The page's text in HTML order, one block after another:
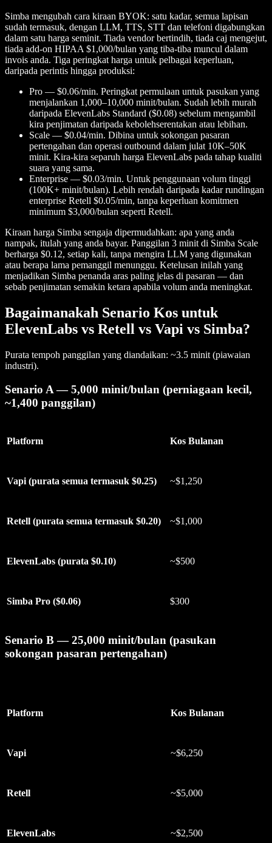
Simba mengubah cara kiraan BYOK: satu kadar, semua lapisan
sudah termasuk, dengan LLM, TTS, STT dan telefoni digabungkan
dalam satu harga seminit. Tiada vendor bertindih, tiada caj mengejut,
tiada add-on HIPAA $1,000/bulan yang tiba-tiba muncul dalam
invois anda. Tiga peringkat harga untuk pelbagai keperluan,
daripada perintis hingga produksi:
Pro — $0.06/min. Peringkat permulaan untuk pasukan yang
menjalankan 1,000–10,000 minit/bulan. Sudah lebih murah
daripada ElevenLabs Standard ($0.08) sebelum mengambil
kira penjimatan daripada kebolehserentakan atau lebihan.
Scale — $0.04/min. Dibina untuk sokongan pasaran
pertengahan dan operasi outbound dalam julat 10K–50K
minit. Kira-kira separuh harga ElevenLabs pada tahap kualiti
suara yang sama.
Enterprise — $0.03/min. Untuk penggunaan volum tinggi
(100K+ minit/bulan). Lebih rendah daripada kadar rundingan
enterprise Retell $0.05/min, tanpa keperluan komitmen
minimum $3,000/bulan seperti Retell.
Kiraan harga Simba sengaja dipermudahkan: apa yang anda
nampak, itulah yang anda bayar. Panggilan 3 minit di Simba Scale
berharga $0.12, setiap kali, tanpa mengira LLM yang digunakan
atau berapa lama pemanggil menunggu. Ketelusan inilah yang
menjadikan Simba penanda aras paling jelas di pasaran — dan
sebab penjimatan semakin ketara apabila volum anda meningkat.
Bagaimanakah Senario Kos untuk
ElevenLabs vs Retell vs Vapi vs Simba?
Purata tempoh panggilan yang diandaikan: ~3.5 minit (piawaian
industri).
Senario A — 5,000 minit/bulan (perniagaan kecil,
~1,400 panggilan)
Platform Kos Bulanan
Vapi (purata semua termasuk $0.25) ~$1,250
Retell (purata semua termasuk $0.20) ~$1,000
ElevenLabs (purata $0.10) ~$500
Simba Pro ($0.06) $300
Senario B — 25,000 minit/bulan (pasukan
sokongan pasaran pertengahan)
Platform Kos Bulanan
Vapi ~$6,250
Retell ~$5,000
ElevenLabs ~$2,500